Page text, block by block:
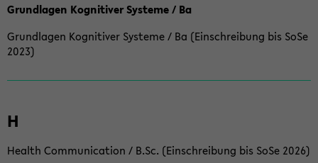
Grundlagen Kognitiver Systeme / Ba
Grundlagen Kognitiver Systeme / Ba (Einschreibung bis SoSe
2023)
H
Health Communication / B.Sc. (Einschreibung bis SoSe 2026)